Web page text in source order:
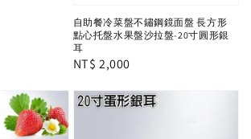
自助餐冷菜盤不鏽鋼鏡面盤 長方形
點心托盤水果盤沙拉盤-20寸圓形銀
耳
Regular
NT$ 2,000